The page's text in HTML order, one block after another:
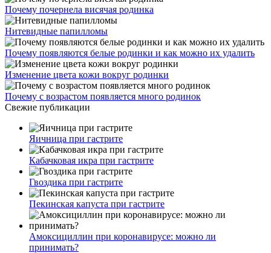
Почему почернела висячая родинка
Нитевидные папилломы
Почему появляются белые родинки и как можно их удалить
Изменение цвета кожи вокруг родинки
Почему с возрастом появляется много родинок
Свежие публикации
Яичница при гастрите
Кабачковая икра при гастрите
Гвоздика при гастрите
Пекинская капуста при гастрите
Амоксициллин при коронавирусе: можно ли
принимать?